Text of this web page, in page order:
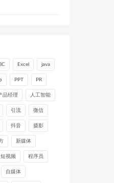
Excel java
PPT PR
品经理 人工智能
引流 微信
抖音 摄影
新媒体
短视频 程序员
自媒体